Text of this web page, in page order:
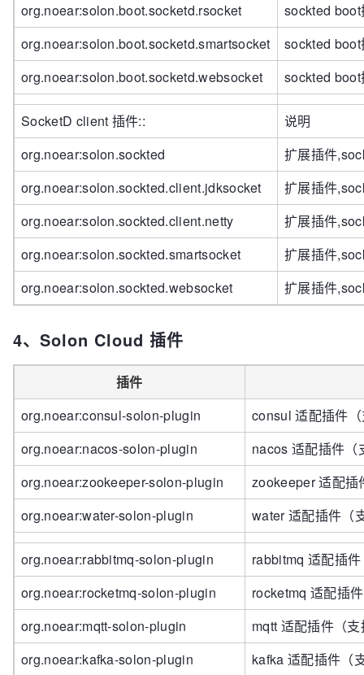
org.noear:solon.boot.socketd.rsocket
sockted
org.noear:solon.boot.socketd.smartsocket
sockted
org.noear:solon.boot.socketd.websocket
sockted
SocketD client 插件::
说明
org.noear:solon.sockted
扩展插件
org.noear:solon.sockted.client.jdksocket
扩展插件
org.noear:solon.sockted.client.netty
扩展插件
org.noear:solon.sockted.smartsocket
扩展插件
org.noear:solon.sockted.websocket
扩展插件
4、Solon Cloud 插件
插件
org.noear:consul-solon-plugin
consul 适配插件
org.noear:nacos-solon-plugin
nacos 适配插件
org.noear:zookeeper-solon-plugin
zookeeper 适配插
org.noear:water-solon-plugin
water 适配插件（
org.noear:rabbitmq-solon-plugin
rabbitmq 适配插
org.noear:rocketmq-solon-plugin
rocketmq 适配插
org.noear:mqtt-solon-plugin
mqtt 适配插件（
org.noear:kafka-solon-plugin
kafka 适配插件（